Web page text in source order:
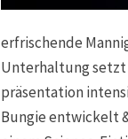
erfrischende
Unterhaltung setzt
präsentation
Bungie entwickelt